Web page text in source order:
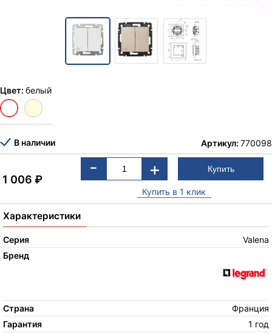
Цвет: белый
В наличии Артикул: 770098
1 006₽
- +
Купить в 1 клик
Характеристики
Серия
Valena
Бренд
Страна
Франция
Гарантия
1 год